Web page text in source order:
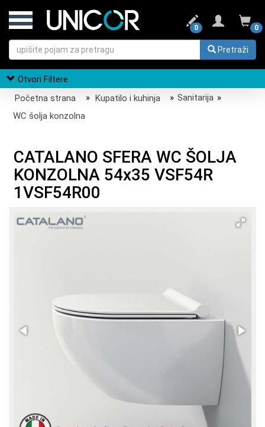
0
0
Pretraži
Otvori Filtere
Početna strana
» Kupatilo i kuhinja » Sanitarija »
WC šolja konzolna
CATALANO SFERA WC ŠOLJA
KONZOLNA 54x35 VSF54R
1VSF54R00